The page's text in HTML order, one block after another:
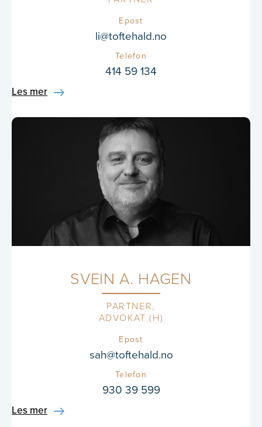
Epost
li@toftehald.no
Telefon
414 59 134
Les mer
SVEIN A. HAGEN
PARTNER
ADVOKAT (H)
Epost
sah@toftehald.no
Telefon
930 39 599
Les mer